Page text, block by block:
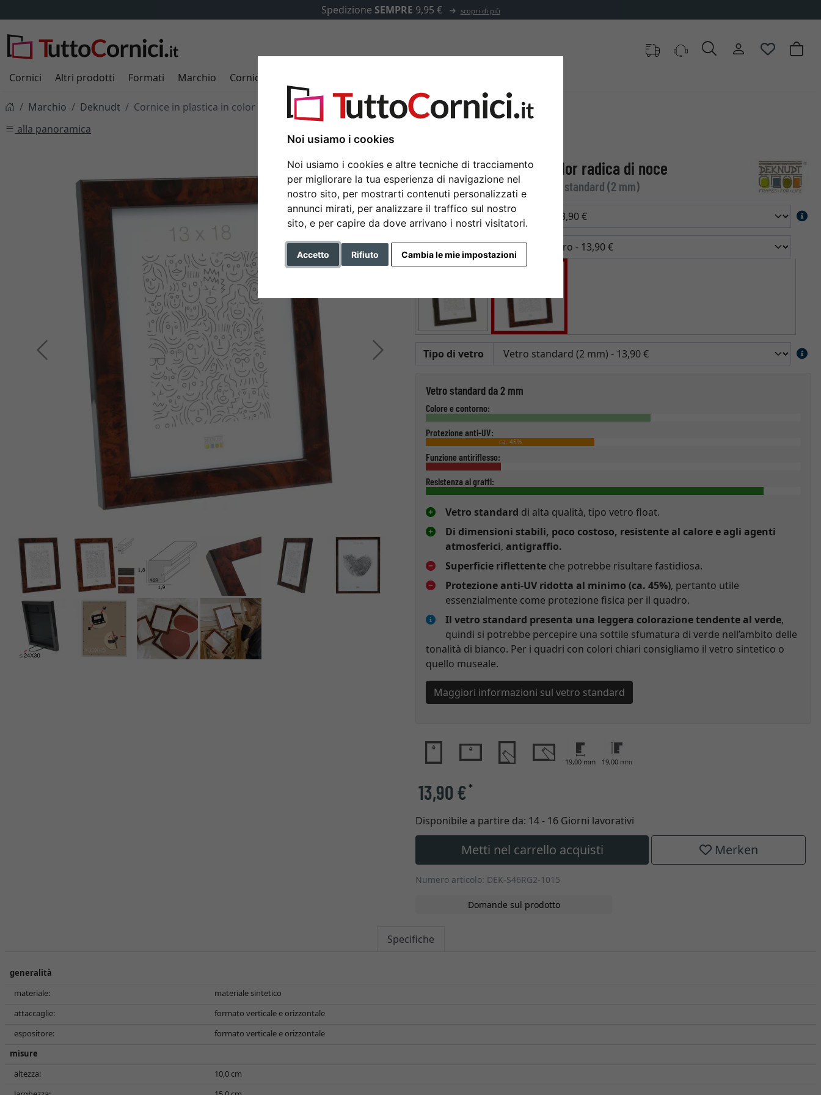
Noi usiamo i cookies
Noi usiamo i cookies e altre tecniche di tracciamento
per migliorare la tua esperienza di navigazione nel
nostro sito, per mostrarti contenuti personalizzati e
annunci mirati, per analizzare il traffico sul nostro
sito, e per capire da dove arrivano i nostri visitatori.
Accetto Rifiuto Cambia le mie impostazioni
SpedizioneSEMPRE9,95 € scopri di più
Cornici Altri prodotti Formati Marchio Cornici su misura
Marchio Deknudt
Cornice in plastica in color radica di noce
alla panoramica
Indietro Avanti
Cornice in plastica in color radica di noce
10x15 cm | marrone scuro | Vetro standard (2 mm)
Formato
Colore
Tipo di vetro
Vetro standard da 2 mm
Colore e contorno:
Protezione anti-UV:
ca. 45%
Funzione antiriflesso:
Resistenza ai graffi:
Vetro standard di alta qualità, tipo vetro float.
Di dimensioni stabili, poco costoso, resistente al calore e agli agenti
atmosferici, antigraffio.
Superficie riflettente che potrebbe risultare fastidiosa.
Protezione anti-UV ridotta al minimo (ca. 45%), pertanto utile
essenzialmente come protezione fisica per il quadro.
Il vetro standard presenta una leggera colorazione tendente al verde,
quindi si potrebbe percepire una sottile sfumatura di verde nell’ambito delle
tonalità di bianco. Per i quadri con colori chiari consigliamo il vetro sintetico o
quello museale.
Maggiori informazioni sul vetro standard
19,00 mm 19,00 mm
13,90 €*
Disponibile a partire da: 14 - 16 Giorni lavorativi
Metti nel carrello acquisti Merken
Numero articolo: DEK-S46RG2-1015
Domande sul prodotto
Specifiche
generalità
materiale:
materiale sintetico
attaccaglie:
formato verticale e orizzontale
espositore:
formato verticale e orizzontale
misure
altezza:
10,0 cm